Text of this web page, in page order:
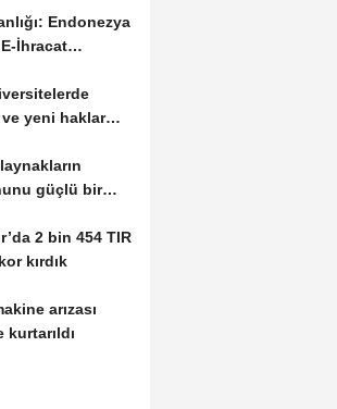
Endonezya
İhracat
yeni haklar
güçlü bir
2 bin 454 TIR
kırdık
arızası